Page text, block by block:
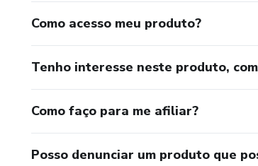
Como acesso meu produto?
Tenho interesse neste produto,
Como faço para me afiliar?
Posso denunciar um produto que